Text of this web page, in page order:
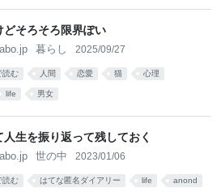
どそろそろ限界ぽい
暮らし 2025/09/27
読む 人間 恋愛 猫 心理
life 男女
生を振り返って残しておく
世の中 2023/01/06
読む はてな匿名ダイアリー life anond